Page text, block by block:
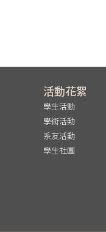
活動花絮
學生活動
學術活動
系友活動
學生社團